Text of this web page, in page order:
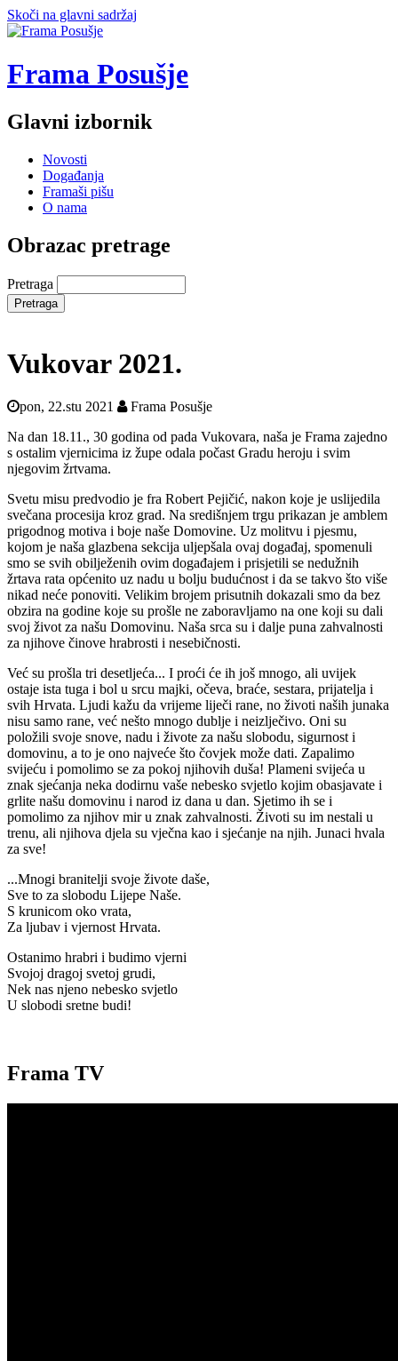
Skoči na glavni sadržaj
Frama Posušje
Glavni izbornik
Novosti
Događanja
Framaši pišu
O nama
Obrazac pretrage
Pretraga
Vukovar 2021.
pon, 22.stu 2021
Frama Posušje
Na dan 18.11., 30 godina od pada Vukovara, naša je Frama zajedno
s ostalim vjernicima iz župe odala počast Gradu heroju i svim
njegovim žrtvama.
Svetu misu predvodio je fra Robert Pejičić, nakon koje je uslijedila
svečana procesija kroz grad. Na središnjem trgu prikazan je amblem
prigodnog motiva i boje naše Domovine. Uz molitvu i pjesmu,
kojom je naša glazbena sekcija uljepšala ovaj događaj, spomenuli
smo se svih obilježenih ovim događajem i prisjetili se nedužnih
žrtava rata općenito uz nadu u bolju budućnost i da se takvo što više
nikad neće ponoviti. Velikim brojem prisutnih dokazali smo da bez
obzira na godine koje su prošle ne zaboravljamo na one koji su dali
svoj život za našu Domovinu. Naša srca su i dalje puna zahvalnosti
za njihove činove hrabrosti i nesebičnosti.
Već su prošla tri desetljeća... I proći će ih još mnogo, ali uvijek
ostaje ista tuga i bol u srcu majki, očeva, braće, sestara, prijatelja i
svih Hrvata. Ljudi kažu da vrijeme liječi rane, no životi naših junaka
nisu samo rane, već nešto mnogo dublje i neizlječivo. Oni su
položili svoje snove, nadu i živote za našu slobodu, sigurnost i
domovinu, a to je ono najveće što čovjek može dati. Zapalimo
svijeću i pomolimo se za pokoj njihovih duša! Plameni svijeća u
znak sjećanja neka dodirnu vaše nebesko svjetlo kojim obasjavate i
grlite našu domovinu i narod iz dana u dan. Sjetimo ih se i
pomolimo za njihov mir u znak zahvalnosti. Životi su im nestali u
trenu, ali njihova djela su vječna kao i sjećanje na njih. Junaci hvala
za sve!
...Mnogi branitelji svoje živote daše,
Sve to za slobodu Lijepe Naše.
S krunicom oko vrata,
Za ljubav i vjernost Hrvata.
Ostanimo hrabri i budimo vjerni
Svojoj dragoj svetoj grudi,
Nek nas njeno nebesko svjetlo
U slobodi sretne budi!
Frama TV